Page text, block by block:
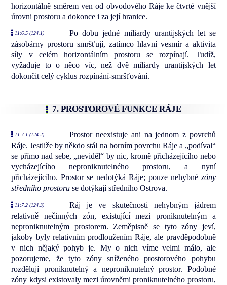
horizontálně směrem ven od obvodového Ráje ke čtvrté vnější
úrovni prostoru a dokonce i za její hranice.
11:6.5 (124.1)
Po dobu jedné miliardy urantijských let se
zásobárny prostoru smršťují, zatímco hlavní vesmír a aktivita
síly v celém horizontálním prostoru se rozpínají. Tudíž,
vyžaduje to o něco víc, než dvě miliardy urantijských let
dokončit celý cyklus rozpínání-smršťování.
7. PROSTOROVÉ FUNKCE RÁJE
11:7.1 (124.2)
Prostor neexistuje ani na jednom z povrchů
Ráje. Jestliže by někdo stál na horním povrchu Ráje a „podíval“
se přímo nad sebe, „neviděl“ by nic, kromě přicházejícího nebo
vycházejícího neproniknutelného prostoru, a nyní
přicházejícího. Prostor se nedotýká Ráje; pouze nehybné zóny
středního prostoru se dotýkají středního Ostrova.
11:7.2 (124.3)
Ráj je ve skutečnosti nehybným jádrem
relativně nečinných zón, existující mezi proniknutelným a
neproniknutelným prostorem. Zeměpisně se tyto zóny jeví,
jakoby byly relativním prodloužením Ráje, ale pravděpodobně
v nich nějaký pohyb je. My o nich víme velmi málo, ale
pozorujeme, že tyto zóny sníženého prostorového pohybu
rozdělují proniknutelný a neproniknutelný prostor. Podobné
zóny kdysi existovaly mezi úrovněmi proniknutelného prostoru,